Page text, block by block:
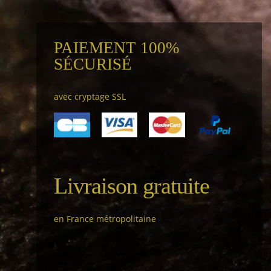
PAIEMENT 100%
SÉCURISÉ
avec cryptage SSL
Livraison gratuite
en France métropolitaine